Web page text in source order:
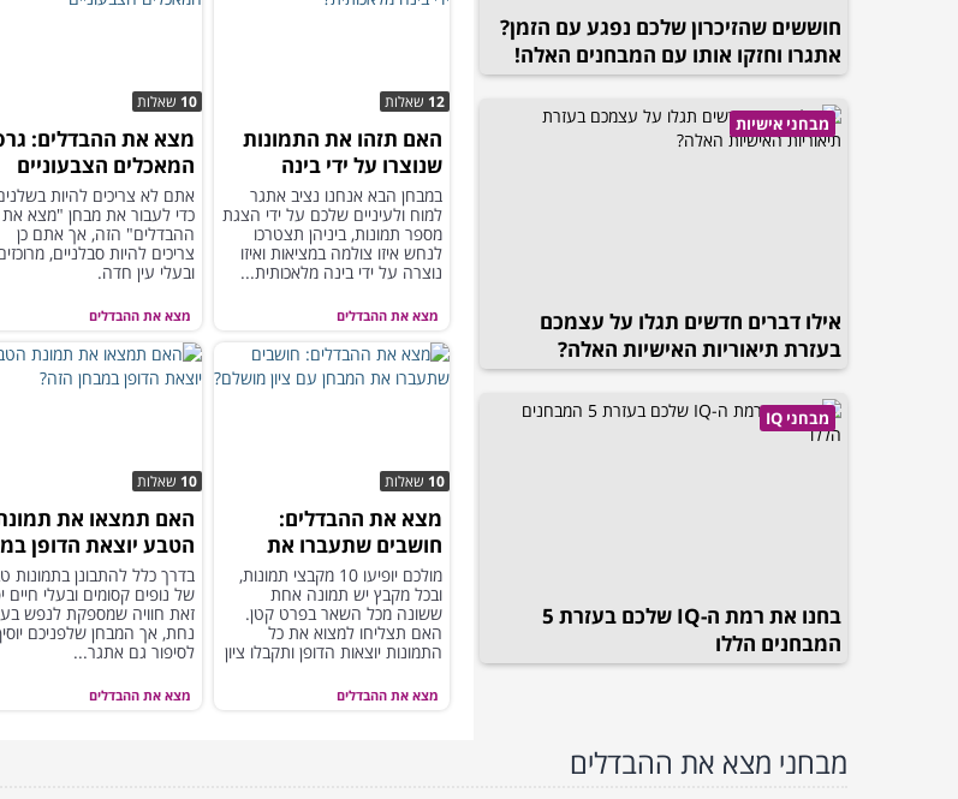
חוששים שהזיכרון שלכם נפגע עם הזמן?
אתגרו וחזקו אותו עם המבחנים האלה!
מבחני אישיות
אילו דברים חדשים תגלו על עצמכם
בעזרת תיאוריות האישיות האלה?
מבחני IQ
בחנו את רמת ה-IQ שלכם בעזרת 5
המבחנים הללו
מצא את ההבדלים
12 שאלות
האם תזהו את התמונות
שנוצרו על ידי בינה
מלאכותית?
במבחן הבא אנחנו נציב אתגר
למוח ולעיניים שלכם על ידי הצגת
מספר תמונות, ביניהן תצטרכו
לנחש איזו צולמה במציאות ואיזו
נוצרה על ידי בינה מלאכותית...
מצא את ההבדלים
10 שאלות
מצא את ההבדלים:
המאכלים הצבעוניים
אתם לא צריכים להיות
כדי לעבור את מבחן "מצא את
ההבדלים" הזה, אך אתם כן
צריכים להיות סבלניים,
ובעלי עין חדה.
מצא את ההבדלים
10 שאלות
מצא את ההבדלים:
חושבים שתעברו את
המבחן עם ציון מושלם?
מולכם יופיעו 10 מקבצי תמונות,
ובכל מקבץ יש תמונה אחת
ששונה מכל השאר בפרט קטן.
האם תצליחו למצוא את כל
התמונות יוצאות הדופן ותקבלו ציון
מצא את ההבדלים
10 שאלות
האם תמצאו את
הטבע יוצאת הדופן
הזה?
בדרך כלל להתבונן בתמונות
של נופים קסומים ובעלי חיים
זאת חוויה שמספקת לנפש
נחת, אך המבחן שלפניכם
לסיפור גם אתגר...
מבחני מצא את ההבדלים